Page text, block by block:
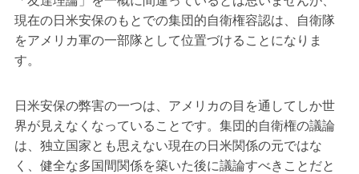
現在の日米安保のもとでの集団的自衛権容認は、自衛隊
をアメリカ軍の一部隊として位置づけることになりま
す。
日米安保の弊害の一つは、アメリカの目を通してしか世
界が見えなくなっていることです。集団的自衛権の議論
は、独立国家とも思えない現在の日米関係の元ではな
く、健全な多国間関係を築いた後に議論すべきことだと